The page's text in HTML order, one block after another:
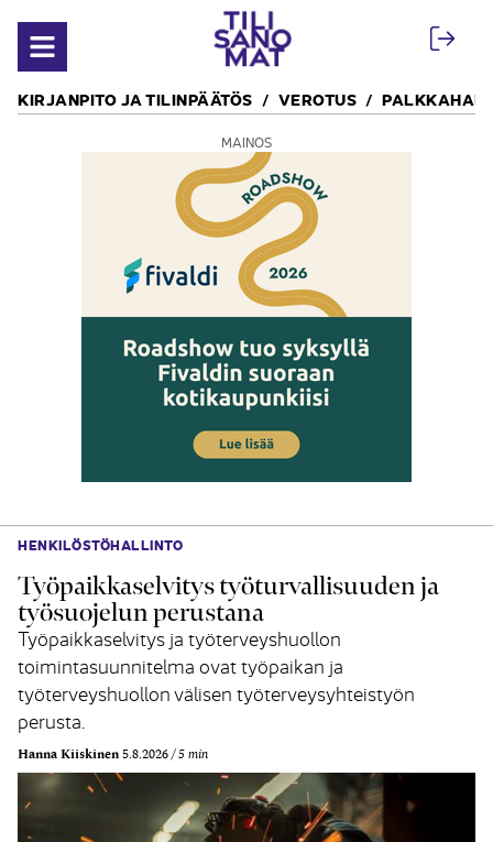
Avaa valikko
KIRJANPITO JA TILINPÄÄTÖS VEROTUS
MAINOS
HENKILÖSTÖHALLINTO
Työpaikkaselvitys työturvallisuuden ja
työsuojelun perustana
Työpaikkaselvitys ja työterveyshuollon
toimintasuunnitelma ovat työpaikan ja
työterveyshuollon välisen työterveysyhteistyön
perusta.
Hanna Kiiskinen 5.8.2026 5 min